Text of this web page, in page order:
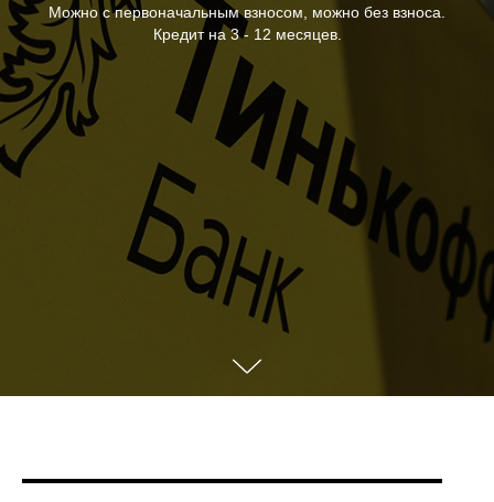
Можно с первоначальным взносом, можно без взноса.
Кредит на 3 - 12 месяцев.